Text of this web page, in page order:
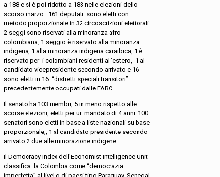
a 188 e si è poi ridotto a 183 nelle elezioni dello
scorso marzo. 161 deputati sono eletti con
metodo proporzionale in 32 circoscrizioni elettorali.
2 seggi sono riservati alla minoranza afro-
colombiana, 1 seggio è riservato alla minoranza
indigena, 1 alla minoranza indigena caraibica, 1 è
riservato per i colombiani residenti all’estero, 1 al
candidato vicepresidente secondo arrivato e 16
sono eletti in 16 “distretti speciali transitori”
precedentemente occupati dalle FARC.
Il senato ha 103 membri, 5 in meno rispetto alle
scorse elezioni, eletti per un mandato di 4 anni. 100
senatori sono eletti in base a liste nazionali su base
proporzionale,, 1 al candidato presidente secondo
arrivato 2 due alle minorazione indigene.
Il Democracy Index dell’Economist Intelligence Unit
classifica la Colombia come “democrazia
imperfetta” al livello di paesi tipo Paraguay, Senegal,